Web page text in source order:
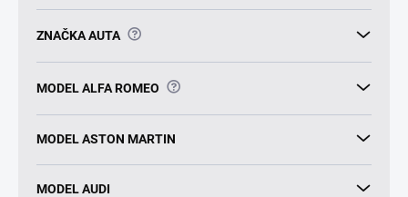
ZNAČKA AUTA ?
MODEL ALFA ROMEO ?
MODEL ASTON MARTIN
MODEL AUDI